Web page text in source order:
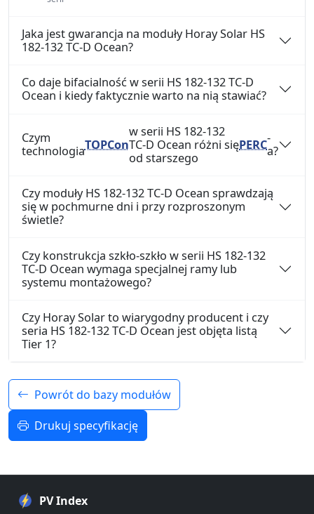
Jaka jest gwarancja na moduły Horay Solar HS
182-132 TC-D Ocean?
Co daje bifacialność w serii HS 182-132 TC-D
Ocean i kiedy faktycznie warto na nią stawiać?
Czym
technologiaTOPCon
w serii HS 182-132
TC-D Ocean różni się
od starszego
PERC-
a?
Czy moduły HS 182-132 TC-D Ocean sprawdzają
się w pochmurne dni i przy rozproszonym
świetle?
Czy konstrukcja szkło-szkło w serii HS 182-132
TC-D Ocean wymaga specjalnej ramy lub
systemu montażowego?
Czy Horay Solar to wiarygodny producent i czy
seria HS 182-132 TC-D Ocean jest objęta listą
Tier 1?
Powrót do bazy modułów
Drukuj specyfikację
PV Index